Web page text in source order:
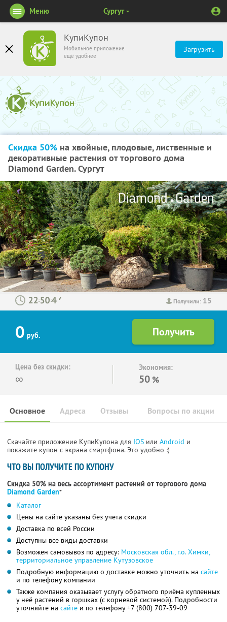
КупиКупон
Мобильное приложение
ещё удобнее
Загрузить
Меню Сургут
Скидка 50% на хвойные, плодовые, лиственные и
декоративные растения от торгового дома
Diamond Garden. Сургут
Получили: 15
: :
0 руб.
Цена без скидки:
∞
Экономия:
50 %
Основное Отзывы Вопросы по акции
Адреса
Скачайте приложение КупиКупона для IOS или Android и
покажите купон с экрана смартфона. Это удобно :)
ЧТО ВЫ ПОЛУЧИТЕ ПО КУПОНУ
Скидка 50% на весь ассортимент растений от торгового дома
Diamond Garden*
Каталог
Цены на сайте указаны без учета скидки
Доставка по всей России
Доступны все виды доставки
Возможен самовывоз по адресу: Московская обл., г.о. Химки,
территориальное управление Кутузовское
Подробную информацию о доставке можно уточнить на сайте
и по телефону компании
Также компания оказывает услугу обратного приёма купленных
у неё растений в горшках (с корневой системой). Подробности
уточняйте на сайте и по телефону+7 (800) 707-39-09